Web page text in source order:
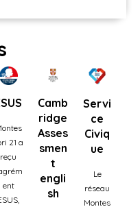
21 a
reçu
ent
Camb
ridge
Asses
smen
t
engli
sh
Servi
ce
Civiq
ue
Le
réseau
Montes